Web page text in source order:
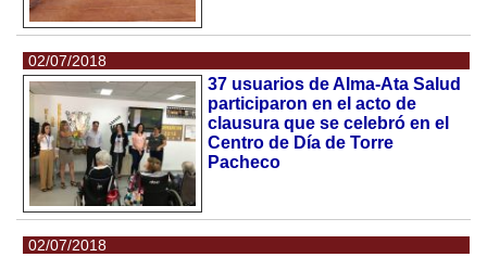
02/07/2018
37 usuarios de Alma-Ata Salud
participaron en el acto de
clausura que se celebró en el
Centro de Día de Torre
Pacheco
02/07/2018